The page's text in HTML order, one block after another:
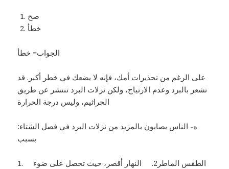
صح
خطأ
الجواب= خطأ
على الرغم من تحذيرات أمك، فإنه لا يضعك في خطر أكبر. قد
تشعر بالبرد وعدم الارتياح، ولكن نزلات البرد تنتشر عن طريق
الجراثيم، وليس درجة الحرارة
:ه- الناس يصابون بالمزيد من نزلات البرد في فصل الشتاء
بسبب
1. الطقس الماطر2. النهار أقصر، حيث تحصل على ضوء